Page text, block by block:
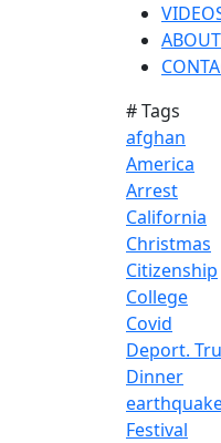
# Tags
afghan
America
Arrest
California
Christmas
Citizenship
College
Covid
Deport.
Dinner
Festival